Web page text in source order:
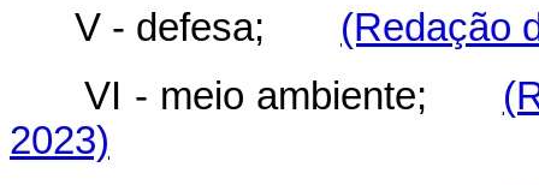
V - defesa; (Redação
VI - meio ambiente;
2023)